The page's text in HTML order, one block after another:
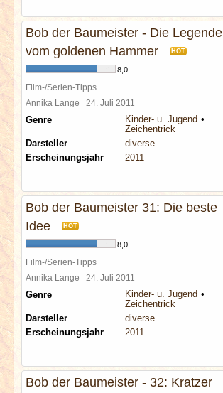
Bob der Baumeister - Die Legende
vom goldenen Hammer
HOT
8,0
Film-/Serien-Tipps
Annika Lange 24. Juli 2011
Genre
Kinder- u. Jugend
Zeichentrick
Darsteller
diverse
Erscheinungsjahr
2011
Bob der Baumeister 31: Die beste
Idee
HOT
8,0
Film-/Serien-Tipps
Annika Lange 24. Juli 2011
Genre
Kinder- u. Jugend
Zeichentrick
Darsteller
diverse
Erscheinungsjahr
2011
Bob der Baumeister - 32: Kratzer